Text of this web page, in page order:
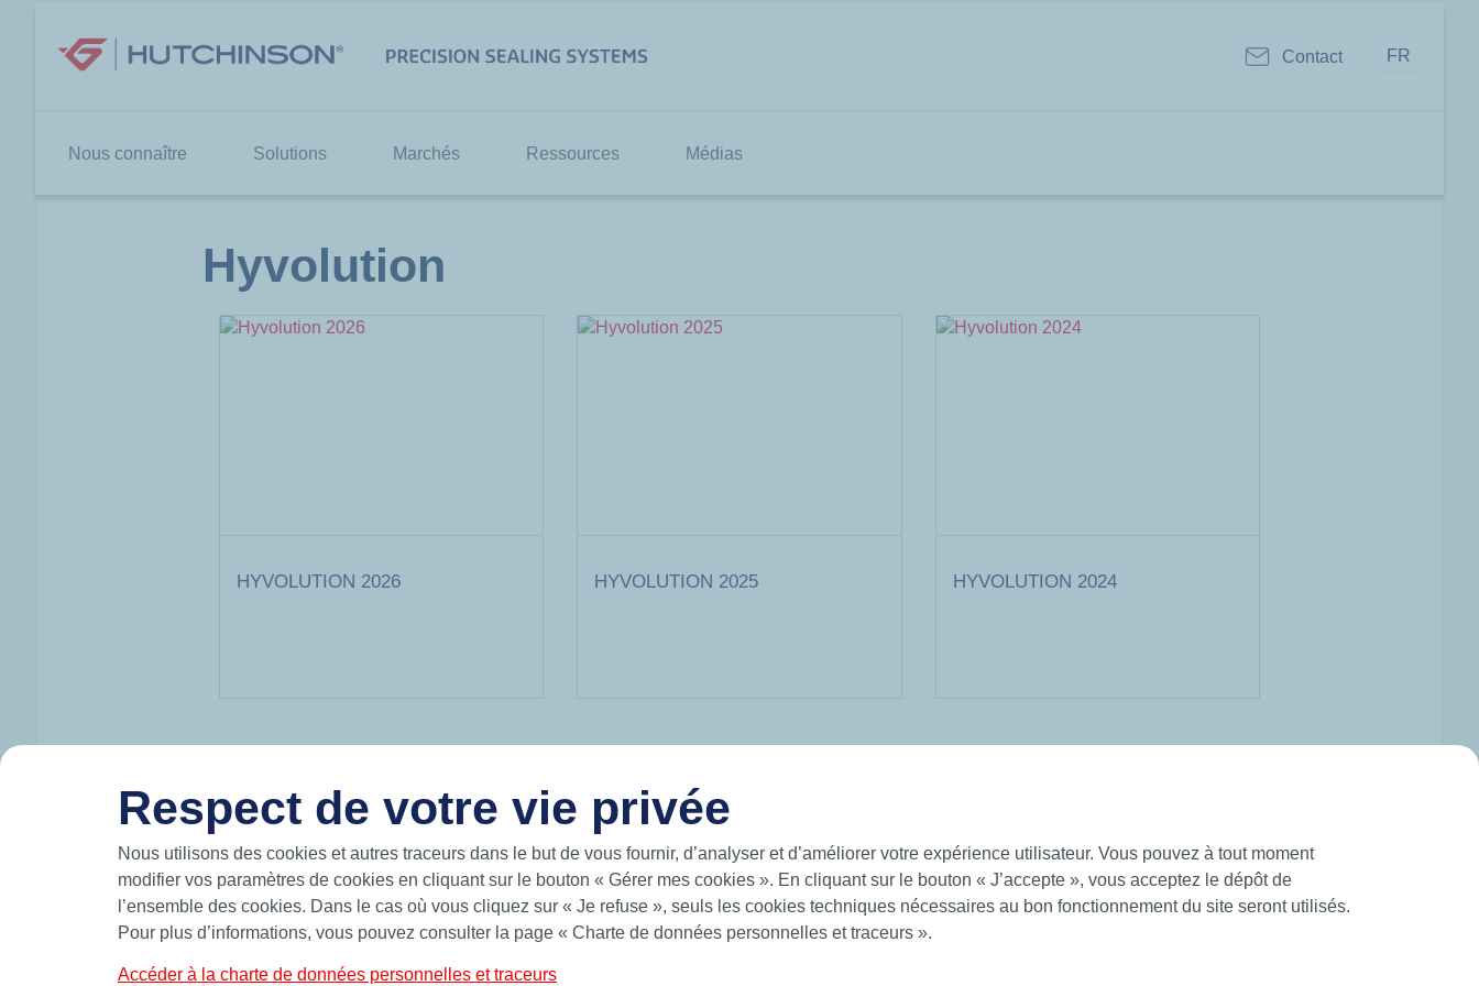
contenu
Contact FR
Nous connaître Solutions Marchés Ressources Médias
Hyvolution
HYVOLUTION 2026 HYVOLUTION 2025 HYVOLUTION 2024
HUTCHINSON EN BREF
Hutchinson conçoit et produit des solutions intelligentes pour un monde en
mouvement et participe à la mobilité du futur sur les mers, sur la terre et dans
standards et sur-mesure telles que des joints toriques, bagues quadrilobes,
News
Hutchinson.com
Respect de votre vie privée
Nous utilisons des cookies et autres traceurs dans le but de vous fournir, d’analyser et d’améliorer votre expérience utilisateur. Vous pouvez à tout moment
modifier vos paramètres de cookies en cliquant sur le bouton « Gérer mes cookies ». En cliquant sur le bouton « J’accepte », vous acceptez le dépôt de
l’ensemble des cookies. Dans le cas où vous cliquez sur « Je refuse », seuls les cookies techniques nécessaires au bon fonctionnement du site seront utilisés.
Pour plus d’informations, vous pouvez consulter la page « Charte de données personnelles et traceurs ».
Accéder à la charte de données personnelles et traceurs